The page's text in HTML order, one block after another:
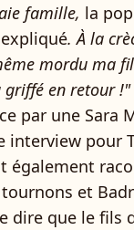
famille, la
. À la
mordu ma
griffé en retour !"
par une Sara
interview pour
également
et
dire que le fils